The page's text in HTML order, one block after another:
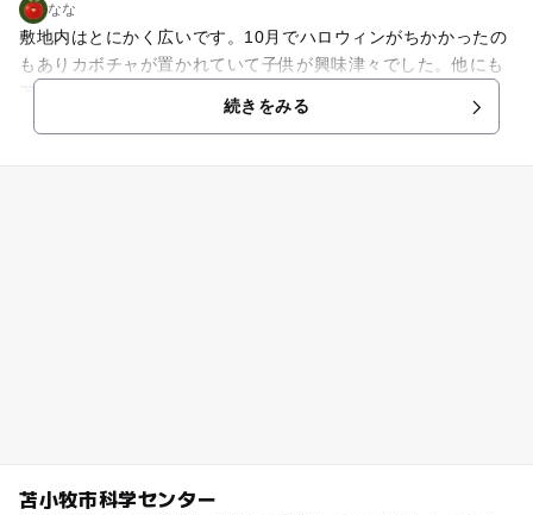
なな
敷地内はとにかく広いです。10月でハロウィンがちかかったの
もありカボチャが置かれていて子供が興味津々でした。他にも
んで終始子供はニコニコでした。大きい赤いボールを転がして
続きをみる
苫小牧市科学センター